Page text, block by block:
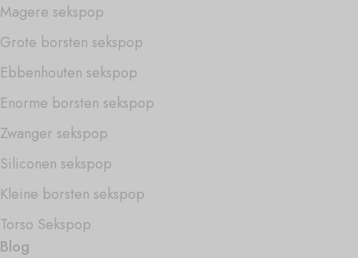
Magere sekspop
Grote borsten sekspop
Ebbenhouten sekspop
Enorme borsten sekspop
Zwanger sekspop
Siliconen sekspop
Kleine borsten sekspop
Torso Sekspop
Blog